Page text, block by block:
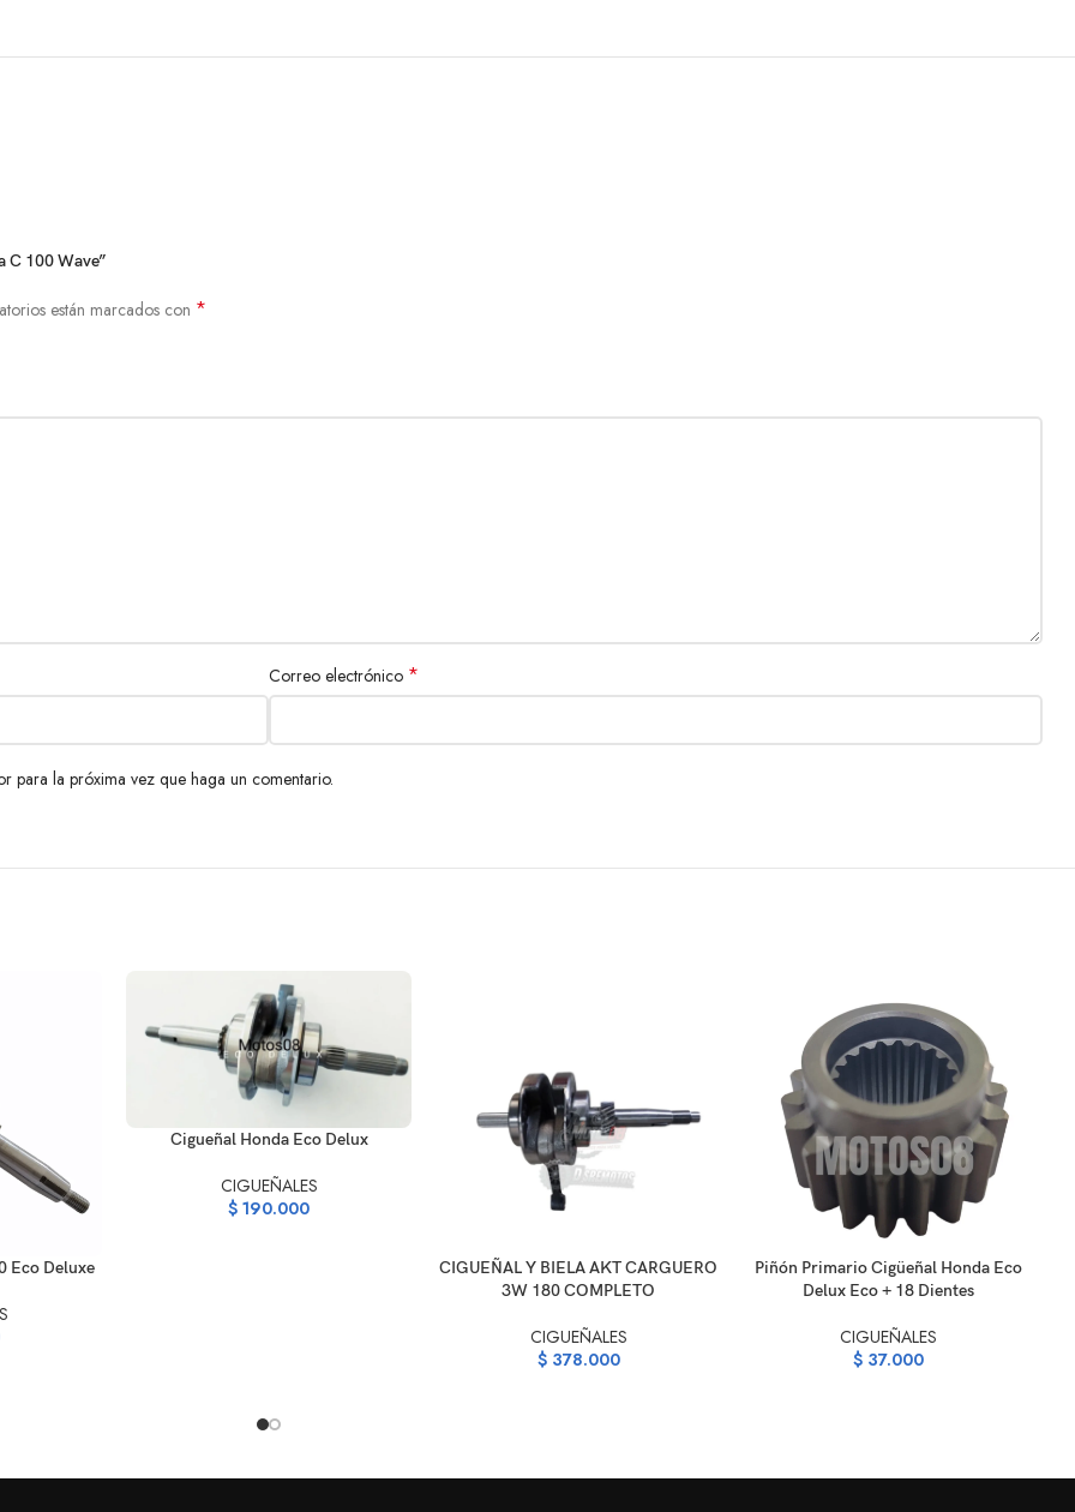
C 100 Wave”
están marcados con *
Correo electrónico *
para la próxima vez que haga un comentario.
Eco Deluxe
AÑADIR AL CARRITO
Cigueñal Honda Eco Delux
CIGUEÑALES
$ 190.000
AÑADIR AL CARRITO
CIGUEÑAL Y BIELA AKT CARGUERO
3W 180 COMPLETO
CIGUEÑALES
$378.000
AÑADIR AL CARRITO
Piñón Primario Cigüeñal Honda Eco
Delux Eco + 18 Dientes
CIGUEÑALES
$37.000